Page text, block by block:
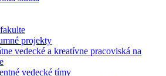
projekty
vedecké a kreatívne pracoviská na
vedecké tímy